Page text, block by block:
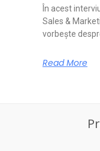
În acest
Sales &
vorbește
Read More